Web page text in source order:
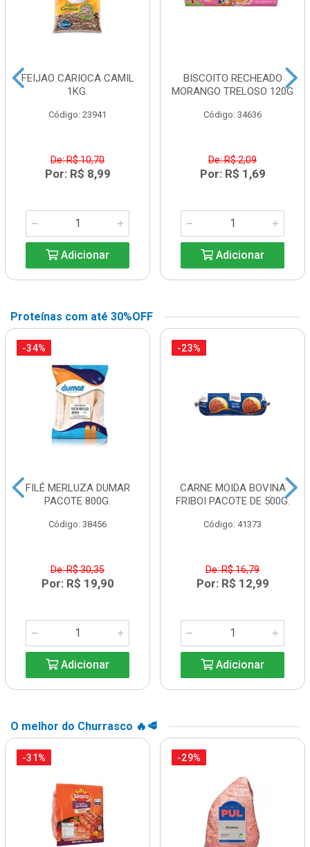
FEIJAO CARIOCA CAMIL
1KG.
Código: 23941
De: R$ 10,70
Por: R$ 8,99
Adicionar
BISCOITO RECHEADO
MORANGO TRELOSO 120G
Código: 34636
De: R$ 2,09
Por: R$ 1,69
Adicionar
Proteínas com até 30%OFF
-34%
FILÉ MERLUZA DUMAR
PACOTE 800G.
Código: 38456
De: R$ 30,35
Por: R$ 19,90
Adicionar
-23%
CARNE MOIDA BOVINA
FRIBOI PACOTE DE 500G.
Código: 41373
De: R$ 16,79
Por: R$ 12,99
Adicionar
O melhor do Churrasco 🔥🥩
-31% -29%